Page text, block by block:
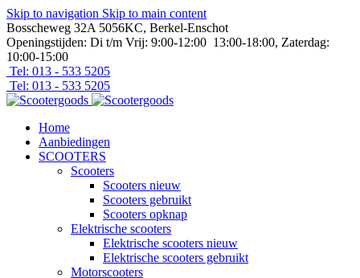
Skip to navigation Skip to main content
Bosscheweg 32A 5056KC, Berkel-Enschot
Openingstijden: Di t/m Vrij: 9:00-12:00 13:00-18:00, Zaterdag:
10:00-15:00
Tel: 013 - 533 5205
Tel: 013 - 533 5205
Home
Aanbiedingen
SCOOTERS
Scooters
Scooters nieuw
Scooters gebruikt
Scooters opknap
Elektrische scooters
Elektrische scooters nieuw
Elektrische scooters gebruikt
Motorscooters